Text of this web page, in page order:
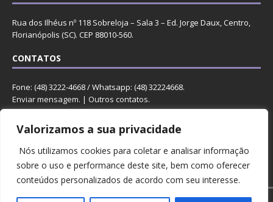
Valorizamos a sua privacidade
Nós utilizamos cookies para coletar e analisar informação
sobre o uso e performance deste site, bem como oferecer
conteúdos personalizados de acordo com seu interesse.
Rua dos Ilhéus nº 118 Sobreloja – Sala 3 – Ed. Jorge Daux, Centro,
Florianópolis (SC). CEP 88010-560.
CONTATOS
Fone: (48) 3222-4668 / Whatsapp: (48) 32224668.
Enviar mensagem. | Outros contatos.
REDES